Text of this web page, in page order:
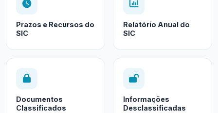
Prazos e Recursos do
SIC
Relatório Anual do
SIC
Documentos
Classificados
Informações
Desclassificadas